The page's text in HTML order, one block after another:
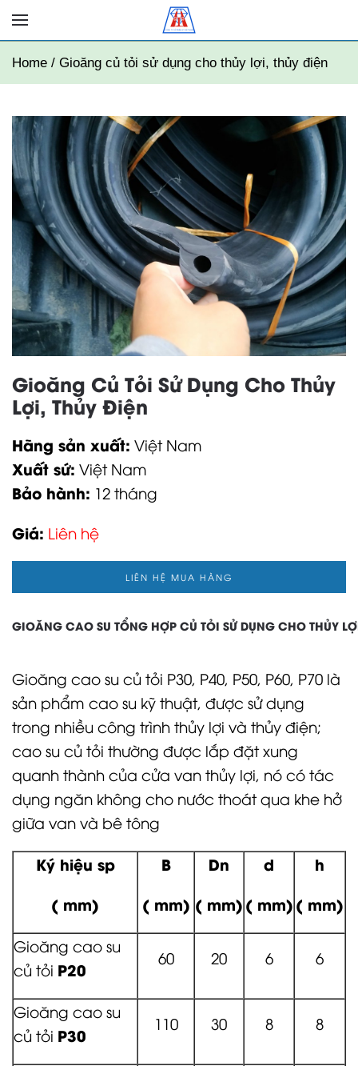
Home / Gioăng củ tỏi sử dụng cho thủy lợi, thủy điện
Gioăng Củ Tỏi Sử Dụng Cho Thủy
Lợi, Thủy Điện
Hãng sản xuất: Việt Nam
Xuất sứ: Việt Nam
Bảo hành: 12 tháng
Giá: Liên hệ
LIÊN HỆ MUA HÀNG
GIOĂNG CAO SU TỔNG HỢP CỦ TỎI SỬ DỤNG CHO THỦY
Gioăng cao su củ tỏi P30, P40, P50, P60, P70 là
sản phẩm cao su kỹ thuật, được sử dụng
trong nhiều công trình thủy lợi và thủy điện;
cao su củ tỏi thường được lắp đặt xung
quanh thành của cửa van thủy lợi, nó có tác
dụng ngăn không cho nước thoát qua khe hở
giữa van và bê tông
Ký hiệu sp
( mm)
B
( mm)
Dn
( mm)
d
( mm)
h
( mm)
Gioăng cao su
củ tỏi P20
60 20 6 6
Gioăng cao su
củ tỏi P30
110 30 8 8